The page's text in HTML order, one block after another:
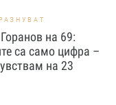
на 69:
са само цифра –
на 23